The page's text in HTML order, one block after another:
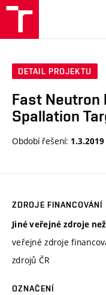
DETAIL PROJEKTU
Fast Neutron
Spallation
Období řešení:
ZDROJE FINANCOVÁNÍ
Jiné veřejné zdroje
veřejné zdroje
zdrojů ČR
OZNAČENÍ